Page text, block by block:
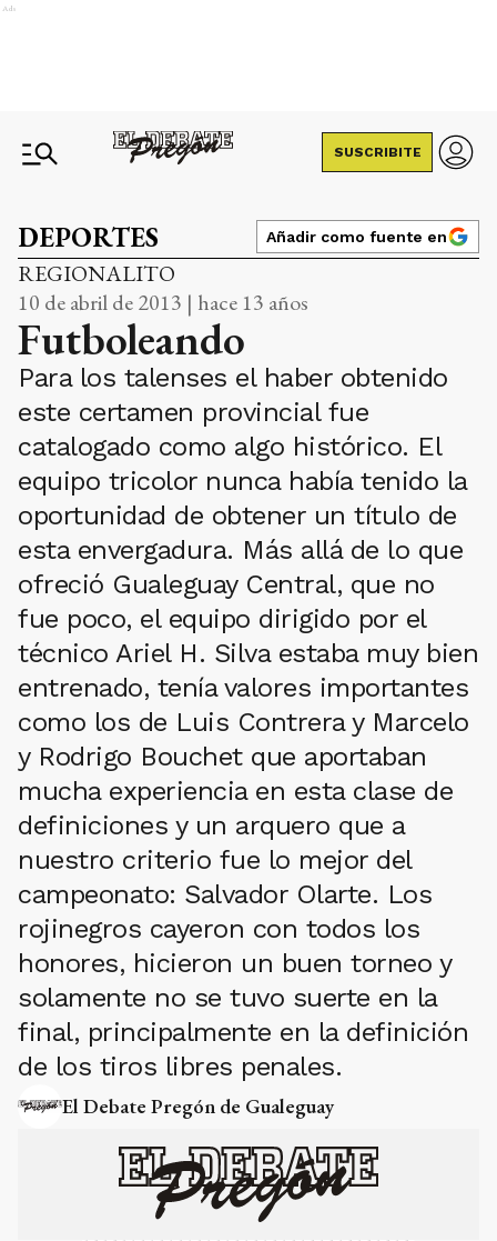
Ads
SUSCRIBITE
DEPORTES Añadir como fuente en
REGIONALITO
10 de abril de 2013 | hace 13 años
Futboleando
Para los talenses el haber obtenido
este certamen provincial fue
catalogado como algo histórico. El
equipo tricolor nunca había tenido la
oportunidad de obtener un título de
esta envergadura. Más allá de lo que
ofreció Gualeguay Central, que no
fue poco, el equipo dirigido por el
técnico Ariel H. Silva estaba muy bien
entrenado, tenía valores importantes
como los de Luis Contrera y Marcelo
y Rodrigo Bouchet que aportaban
mucha experiencia en esta clase de
definiciones y un arquero que a
nuestro criterio fue lo mejor del
campeonato: Salvador Olarte. Los
rojinegros cayeron con todos los
honores, hicieron un buen torneo y
solamente no se tuvo suerte en la
final, principalmente en la definición
de los tiros libres penales.
El Debate Pregón de Gualeguay